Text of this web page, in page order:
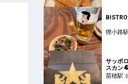
狸小路駅
サッポ
スカン🐏
苗穂駅